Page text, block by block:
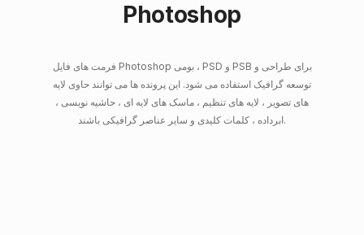
Photoshop
فرمت های فایل Photoshop بومی ، PSD و PSB برای طراحی و
توسعه گرافیک استفاده می شود. این پرونده ها می توانند حاوی لایه
های تصویر ، لایه های تنظیم ، ماسک های لایه ای ، حاشیه نویسی ،
ابرداده ، کلمات کلیدی و سایر عناصر گرافیکی باشند.